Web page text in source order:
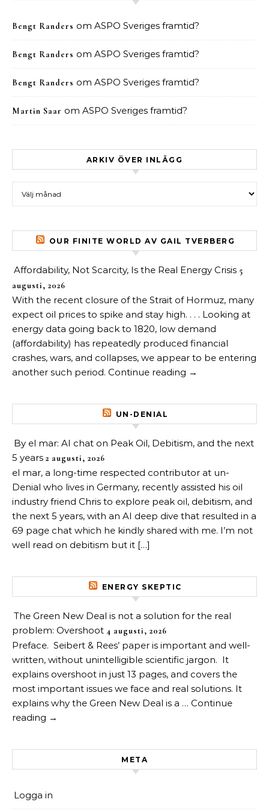
Bengt Randers om ASPO Sveriges framtid?
Bengt Randers om ASPO Sveriges framtid?
Bengt Randers om ASPO Sveriges framtid?
Martin Saar om ASPO Sveriges framtid?
ARKIV ÖVER INLÄGG
OUR FINITE WORLD AV GAIL TVERBERG
Affordability, Not Scarcity, Is the Real Energy Crisis 5
augusti, 2026
With the recent closure of the Strait of Hormuz, many
expect oil prices to spike and stay high. . . . Looking at
energy data going back to 1820, low demand
(affordability) has repeatedly produced financial
crashes, wars, and collapses, we appear to be entering
another such period. Continue reading →
UN-DENIAL
By el mar: AI chat on Peak Oil, Debitism, and the next
5 years 2 augusti, 2026
el mar, a long-time respected contributor at un-
Denial who lives in Germany, recently assisted his oil
industry friend Chris to explore peak oil, debitism, and
the next 5 years, with an AI deep dive that resulted in a
69 page chat which he kindly shared with me. I’m not
well read on debitism but it […]
ENERGY SKEPTIC
The Green New Deal is not a solution for the real
problem: Overshoot 4 augusti, 2026
Preface. Seibert & Rees’ paper is important and well-
written, without unintelligible scientific jargon. It
explains overshoot in just 13 pages, and covers the
most important issues we face and real solutions. It
explains why the Green New Deal is a … Continue
reading →
META
Logga in